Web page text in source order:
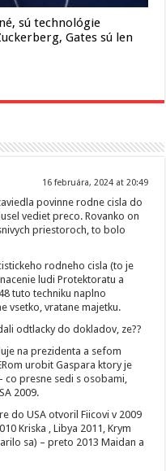
sú technológie
Gates sú len
16 februára, 2024 at 20:49
povinne rodne cisla do
vediet preco. Rovanko on
priestoroch, to bolo
rodneho cisla (to je
ludi Protektoratu a
tuto techniku naplno
vsetko, vratane majetku.
odtlacky do dokladov, ze??
na prezidenta a sefom
urobit Gaspara ktory je
co presne sedi s osobami,
2009.
do USA otvoril Fiicovi v 2009
Kriska , Libya 2011, Krym
sa) – preto 2013 Maidan a